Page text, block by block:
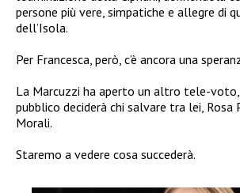
persone più vere, simpatiche e allegre di
dell’Isola.
Per Francesca, però, c’è ancora una
La Marcuzzi ha aperto un altro tele-
pubblico deciderà chi salvare tra lei,
Morali.
Staremo a vedere cosa succederà.